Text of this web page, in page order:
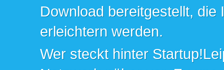
Download bereitgestellt,
erleichtern werden.
Wer steckt hinter